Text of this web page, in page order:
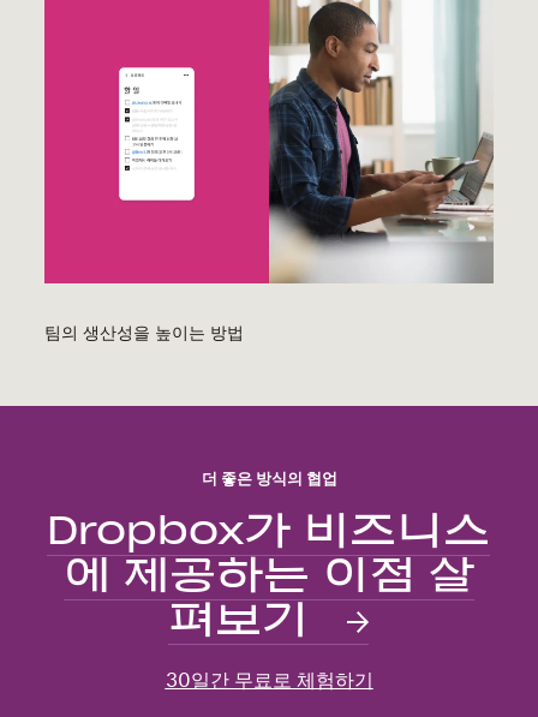
팀의 생산성을 높이는 방법
더 좋은 방식의 협업
Dropbox가 비즈니스
에 제공하는 이점 살
펴보기
30일간 무료로 체험하기